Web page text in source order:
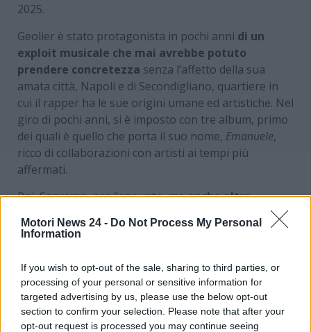
Motori News 24 - Do Not Process My Personal
Information
If you wish to opt-out of the sale, sharing to third parties, or
processing of your personal or sensitive information for
targeted advertising by us, please use the below opt-out
section to confirm your selection. Please note that after your
opt-out request is processed you may continue seeing
2025.
Geolier è stato protagonista in pochi anni di un
exploit musicale che mai avrebbe potuto
prendere concretezza senza l’affetto della sua
amata città, Napoli e di Secondigliano, quartiere in
cui il rapper ha le sue origini umane ed artistiche. Nel
giro di pochi anni, si è imposto con tre album, primo
dei quali è quello che porta il suo nome, Emanuele,
ricco di collaborazioni con artisti ai tempi più
affermati.
Poi, Sanremo, per l’appunto, maanche altre
Villain, Guè e Ultimo, con cui è nato il branoL’ultima
musicali italiane negli ultimi mesi. Una carriera
importante a cui fanno seguito tanti live. E tanti soldi:
l’artista è infatti stato pizzicato a bordo di uno dei
SUV più lussuosi mai concepiti.